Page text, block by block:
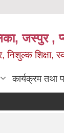
जस्पुर ,
शिक्षा,
कार्यक्रम तथा